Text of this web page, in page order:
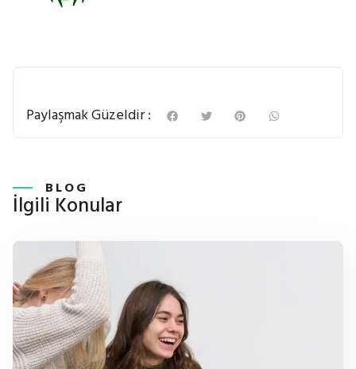
Paylaşmak Güzeldir :
BLOG
İlgili Konular